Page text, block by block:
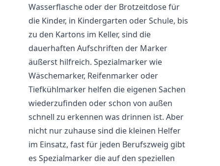
Wasserflasche oder der Brotzeitdose für
die Kinder, in Kindergarten oder Schule, bis
zu den Kartons im Keller, sind die
dauerhaften Aufschriften der Marker
äußerst hilfreich. Spezialmarker wie
Wäschemarker, Reifenmarker oder
Tiefkühlmarker helfen die eigenen Sachen
wiederzufinden oder schon von außen
schnell zu erkennen was drinnen ist. Aber
nicht nur zuhause sind die kleinen Helfer
im Einsatz, fast für jeden Berufszweig gibt
es Spezialmarker die auf den speziellen